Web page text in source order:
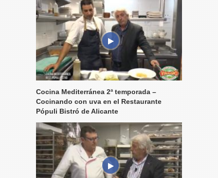
Cocina Mediterránea 2ª temporada –
Cocinando con uva en el Restaurante
Pópuli Bistró de Alicante